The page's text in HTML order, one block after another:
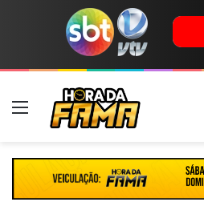
Menu